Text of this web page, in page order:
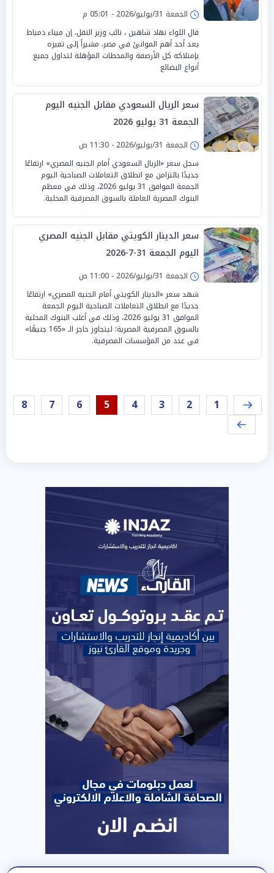
الجمعة 31/يوليو/2026 - 05:01 م
قال اللواء نهاد شاهين ، نائب وزير النقل، إن ميناء دمياط
يعد أحد أهم الموانئ في مصر، مشيراً إلى تميزه
بإمتلاكه كل الأرصفة والمحطات المؤهلة لتداول جميع
أنواع البضائع
سعر الريال السعودي مقابل الجنيه اليوم
الجمعة 31 يوليو 2026
الجمعة 31/يوليو/2026 - 11:30 ص
سجل سعر «الريال السعودي أمام الجنيه المصري» ارتفاعًا
جديدًا بالتزامن مع انطلاق التعاملات الصباحية اليوم
الجمعة الموافق 31 يوليو 2026، وذلك في معظم
البنوك المصرية العاملة بالسوق المصرفية المحلية.
سعر الدينار الكويتي مقابل الجنيه المصري
اليوم الجمعة 31-7-2026
الجمعة 31/يوليو/2026 - 11:00 ص
شهد سعر «الدينار الكويتي أمام الجنيه المصري» ارتفاعًا
جديدًا مع انطلاق التعاملات الصباحية اليوم الجمعة
الموافق 31 يوليو 2026، وذلك في أغلب البنوك المحلية
بالسوق المصرفية المصرية؛ ليتجاوز حاجز الـ «165 جنيهًا»
في عدد من المؤسسات المصرفية.
1
2
3
4
5
6
7
8